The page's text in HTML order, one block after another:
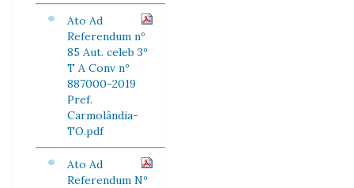
Ato Ad
Referendum nº
85 Aut. celeb 3º
T A Conv nº
887000-2019
Pref.
Carmolândia-
TO.pdf
Ato Ad
Referendum Nº